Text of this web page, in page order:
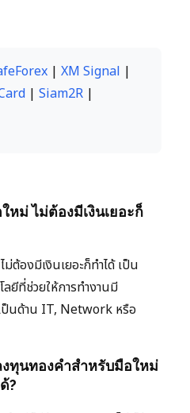
| XM Signal |
| Siam2R |
หม่ ไม่ต้องมีเงินเยอะก็
ต้องมีเงินเยอะก็ทำได้ เป็น
ยีที่ช่วยให้การทำงานมี
ป็นด้าน IT, Network หรือ
งทุนทองคำสำหรับมือใหม่
?